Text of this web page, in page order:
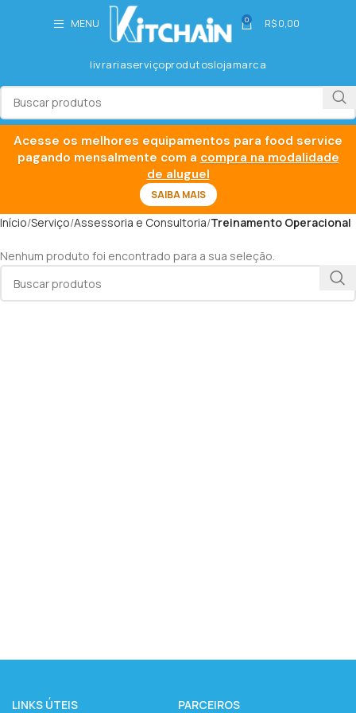
MENU 0 R$0,00
livrariaserviçoprodutoslojamarca
Início Serviço Assessoria e Consultoria Treinamento Operacional
Nenhum produto foi encontrado para a sua seleção.
LINKS ÚTEIS PARCEIROS
Acesse os melhores equipamentos para food service
pagando mensalmente com a compra na modalidade
de aluguel
SAIBA MAIS